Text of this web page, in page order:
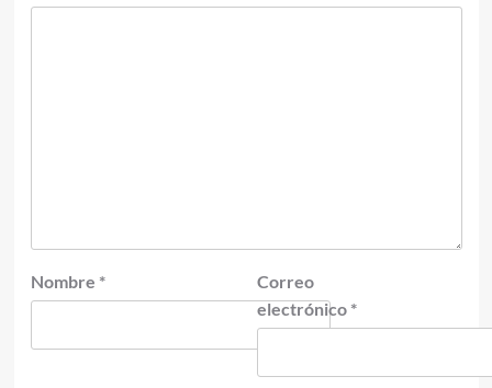
Nombre *
Correo
electrónico *